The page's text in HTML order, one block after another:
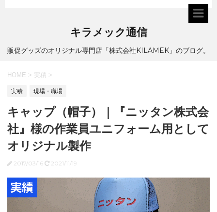
キラメック通信
販促グッズのオリジナル専門店「株式会社KILAMEK」のブログ。
HOME > 実積 >
実積 現場・職場
キャップ（帽子）｜『ニッタン株式会
社』様の作業員ユニフォーム用として
オリジナル製作
2017/03/16 2021/11/19